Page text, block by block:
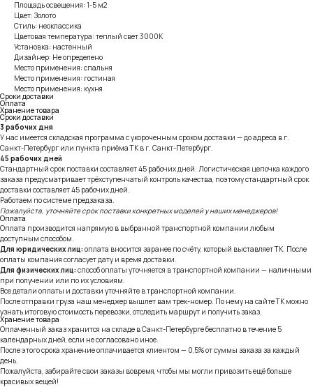
Площадь освещения: 1-5 м2
Цвет: Золото
Стиль: неоклассика
Цветовая температура: теплый свет 3000К
Установка: настенный
Дизайнер: Не определено
Место применения: спальня
Место применения: гостиная
Место применения: кухня
Сроки доставки
Оплата
Хранение товара
Сроки доставки
3 рабочих дня
У нас имеется складская программа с укороченным сроком доставки — до адреса в г.
Санкт-Петербург или пункта приёма ТК в г. Санкт-Петербург.
45 рабочих дней
Стандартный срок поставки составляет 45 рабочих дней. Логистическая цепочка каждого
заказа предусматривает трёхступенчатый контроль качества, поэтому стандартный срок
доставки составляет 45 рабочих дней.
Работаем по системе предзаказа.
Пожалуйста, уточняйте срок поставки конкретных моделей у наших менеджеров!
Оплата
Оплата производится напрямую в выбранной транспортной компании любым
доступным способом.
Для юридических лиц: оплата вносится заранее по счёту, который выставляет ТК. После
оплаты компания согласует дату и время доставки.
Для физических лиц: способ оплаты уточняется в транспортной компании — наличными
при получении или по их условиям.
Все детали оплаты и доставки уточняйте в транспортной компании.
После отправки груза наш менеджер вышлет вам трек-номер. По нему на сайте ТК можно
узнать итоговую стоимость перевозки, отследить маршрут и получить заказ.
Хранение товара
Оплаченный заказ хранится на складе в Санкт-Петербурге бесплатно в течение 5
календарных дней, если не согласовано иное.
После этого срока хранение оплачивается клиентом — 0,5% от суммы заказа за каждый
день.
Пожалуйста, забирайте свои заказы вовремя, чтобы мы могли привозить ещё больше
красивых вещей!